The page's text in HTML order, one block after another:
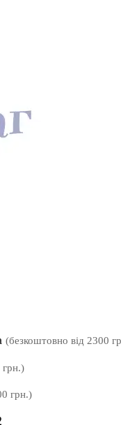
(безкоштовно від 2300
грн.)
грн.)